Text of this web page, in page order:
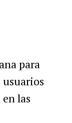
para
usuarios
las